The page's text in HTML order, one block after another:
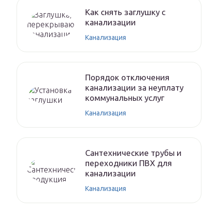
Как снять заглушку с
канализации
Канализация
Порядок отключения
канализации за неуплату
коммунальных услуг
Канализация
Сантехнические трубы и
переходники ПВХ для
канализации
Канализация